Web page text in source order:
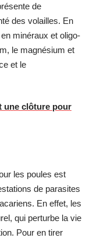
de
des volailles. En
minéraux et oligo-
le magnésium et
et le
une clôture pour
les poules est
de parasites
En effet, les
qui perturbe la vie
Pour en tirer